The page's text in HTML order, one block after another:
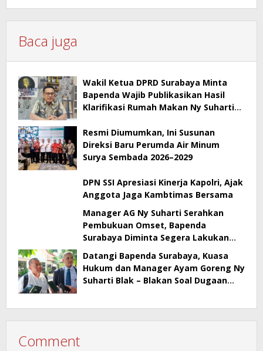
Baca juga
Wakil Ketua DPRD Surabaya Minta
Bapenda Wajib Publikasikan Hasil
Klarifikasi Rumah Makan Ny Suharti
Resmi Diumumkan, Ini Susunan
Direksi Baru Perumda Air Minum
Surya Sembada 2026–2029
DPN SSI Apresiasi Kinerja Kapolri, Ajak
Anggota Jaga Kambtimas Bersama
Manager AG Ny Suharti Serahkan
Pembukuan Omset, Bapenda
Surabaya Diminta Segera Lakukan
Datangi Bapenda Surabaya, Kuasa
Hukum dan Manager Ayam Goreng Ny
Suharti Blak – Blakan Soal Dugaan
Comment